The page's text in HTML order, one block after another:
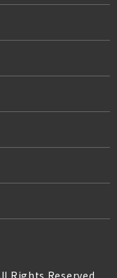
Rights Reserved.